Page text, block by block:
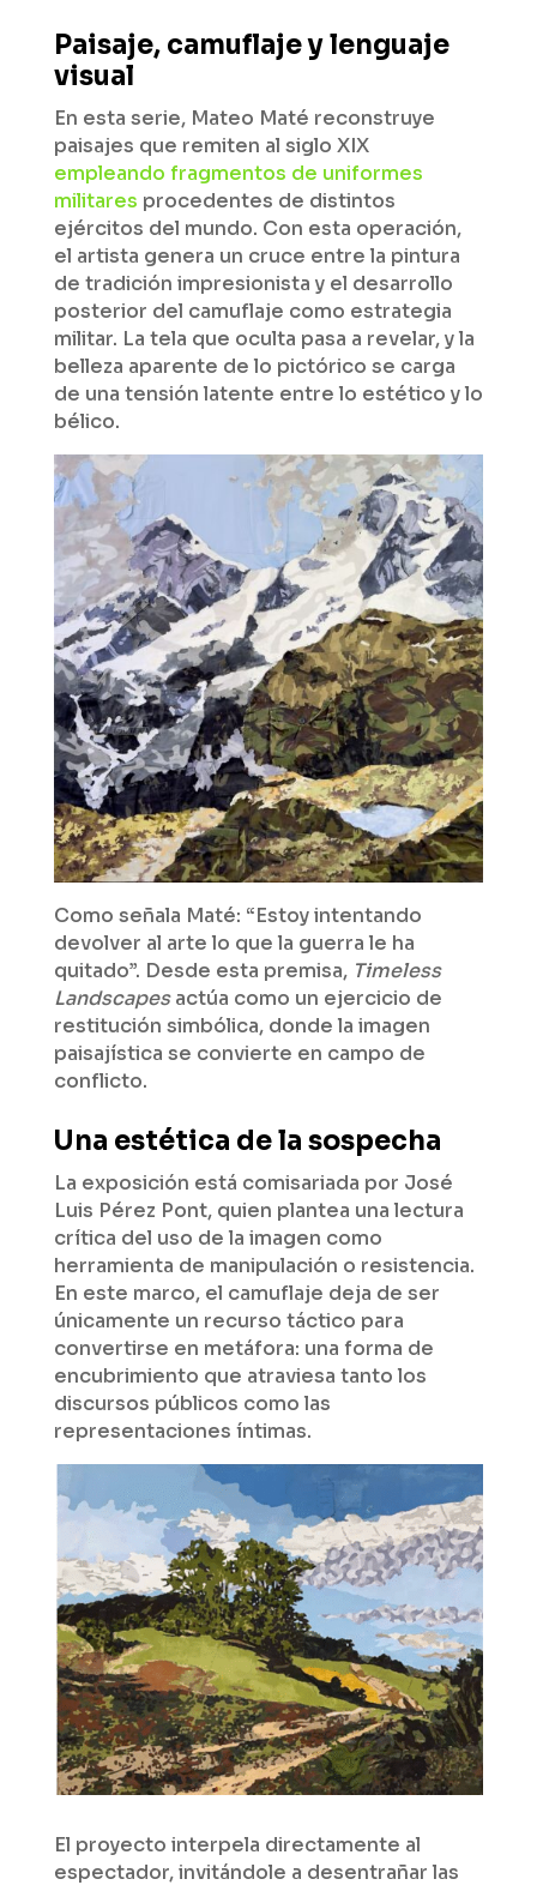
Paisaje, camuflaje y lenguaje
visual
En esta serie, Mateo Maté reconstruye
paisajes que remiten al siglo XIX
empleando fragmentos de uniformes
militares procedentes de distintos
ejércitos del mundo. Con esta operación,
el artista genera un cruce entre la pintura
de tradición impresionista y el desarrollo
posterior del camuflaje como estrategia
militar. La tela que oculta pasa a revelar, y la
belleza aparente de lo pictórico se carga
de una tensión latente entre lo estético y lo
bélico.
Como señala Maté: “Estoy intentando
devolver al arte lo que la guerra le ha
quitado”. Desde esta premisa, Timeless
Landscapesactúa como un ejercicio de
restitución simbólica, donde la imagen
paisajística se convierte en campo de
conflicto.
Una estética de la sospecha
La exposición está comisariada por José
Luis Pérez Pont, quien plantea una lectura
crítica del uso de la imagen como
herramienta de manipulación o resistencia.
En este marco, el camuflaje deja de ser
únicamente un recurso táctico para
convertirse en metáfora: una forma de
encubrimiento que atraviesa tanto los
discursos públicos como las
representaciones íntimas.
El proyecto interpela directamente al
espectador, invitándole a desentrañar las